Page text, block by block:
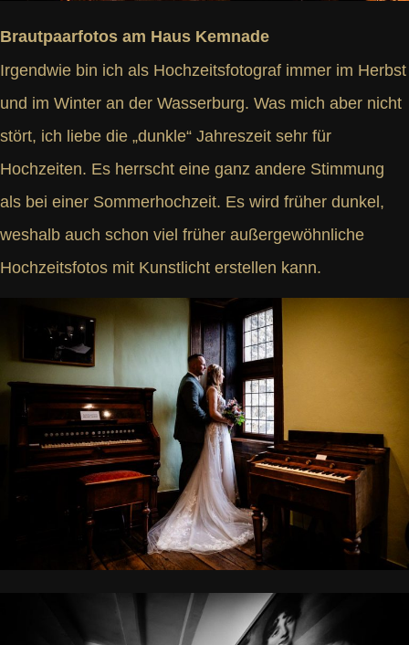
Brautpaarfotos am Haus Kemnade
Irgendwie bin ich als Hochzeitsfotograf immer im Herbst
und im Winter an der Wasserburg. Was mich aber nicht
stört, ich liebe die „dunkle“ Jahreszeit sehr für
Hochzeiten. Es herrscht eine ganz andere Stimmung
als bei einer Sommerhochzeit. Es wird früher dunkel,
weshalb auch schon viel früher außergewöhnliche
Hochzeitsfotos mit Kunstlicht erstellen kann.